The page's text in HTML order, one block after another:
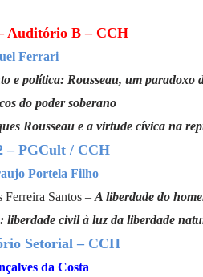
Auditório B – CCH
Ferrari
e política: Rousseau, um paradoxo
do poder soberano
Rousseau e a virtude cívica na
– PGCult / CCH
Portela Filho
Santos – A liberdade do
liberdade civil à luz da liberdade
Setorial – CCH
da Costa